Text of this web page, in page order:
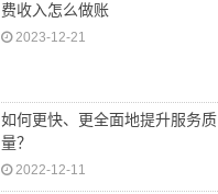
费收入怎么做账
2023-12-21
如何更快、更全面地提升服务质
量？
2022-12-11